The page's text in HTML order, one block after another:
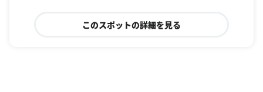
このスポットの詳細を見る